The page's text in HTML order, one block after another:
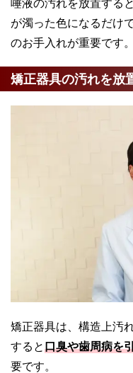
が濁った色になるだけ
のお手入れが重要です。
矯正器具の汚れを放
矯正器具は、構造上汚
すると口臭や歯周病を
要です。